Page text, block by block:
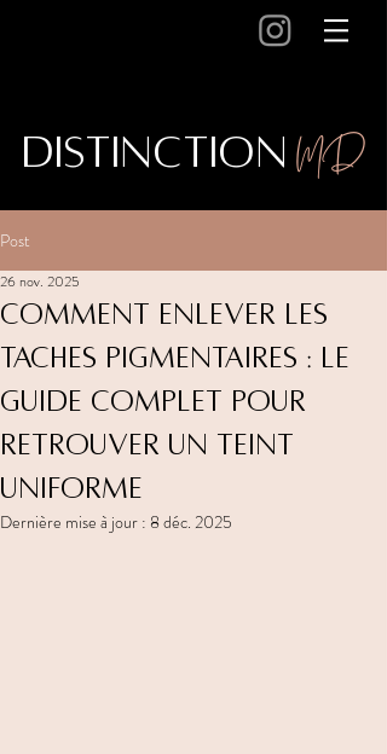
DistinctionMD
Post
Comment enlever les
taches pigmentaires : le
guide complet pour
retrouver un teint
uniforme
26 nov. 2025
Dernière mise à jour : 8 déc. 2025